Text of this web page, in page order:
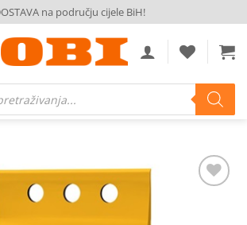
na području cijele BiH!